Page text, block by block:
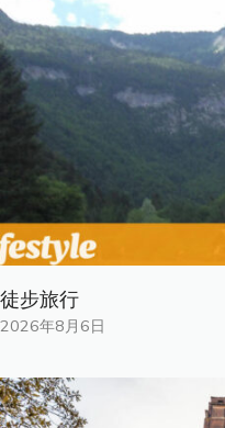
徒步旅行
2026年8月6日